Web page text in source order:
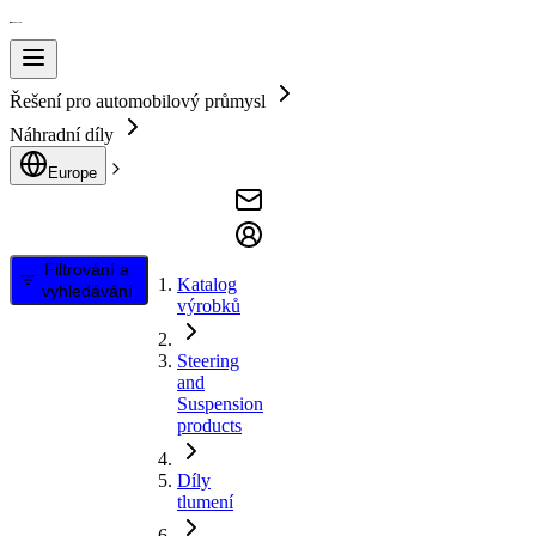
Řešení pro automobilový průmysl
Náhradní díly
Europe
Filtrování a
vyhledávání
Katalog
výrobků
Steering
and
Suspension
products
Díly
tlumení